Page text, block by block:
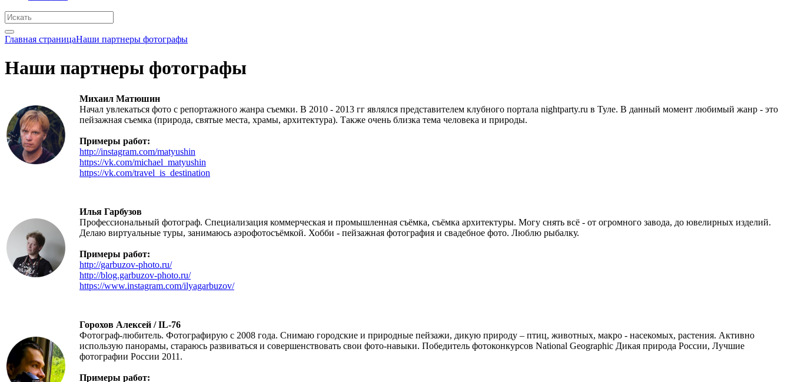
Главная страницаНаши партнеры фотографы
Наши партнеры фотографы
Михаил Матюшин
Начал увлекаться фото с репортажного жанра съемки. В 2010 - 2013 гг являлся представителем клубного портала nightparty.ru в Туле. В данный момент любимый жанр - это
пейзажная съемка (природа, святые места, храмы, архитектура). Также очень близка тема человека и природы.
Примеры работ:
http://instagram.com/matyushin
https://vk.com/michael_matyushin
https://vk.com/travel_is_destination
Илья Гарбузов
Профессиональный фотограф. Специализация коммерческая и промышленная съёмка, съёмка архитектуры. Могу снять всё - от огромного завода, до ювелирных изделий.
Делаю виртуальные туры, занимаюсь аэрофотосъёмкой. Хобби - пейзажная фотография и свадебное фото. Люблю рыбалку.
Примеры работ:
http://garbuzov-photo.ru/
http://blog.garbuzov-photo.ru/
https://www.instagram.com/ilyagarbuzov/
Горохов Алексей / IL-76
Фотограф-любитель. Фотографирую с 2008 года. Снимаю городские и природные пейзажи, дикую природу – птиц, животных, макро - насекомых, растения. Активно
использую панорамы, стараюсь развиваться и совершенствовать свои фото-навыки. Победитель фотоконкурсов National Geographic Дикая природа России, Лучшие
фотографии России 2011.
Примеры работ: